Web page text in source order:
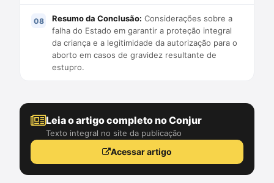
Resumo da Conclusão: Considerações sobre a
falha do Estado em garantir a proteção integral
da criança e a legitimidade da autorização para o
aborto em casos de gravidez resultante de
estupro.
Leia o artigo completo no Conjur
Texto integral no site da publicação
Acessar artigo